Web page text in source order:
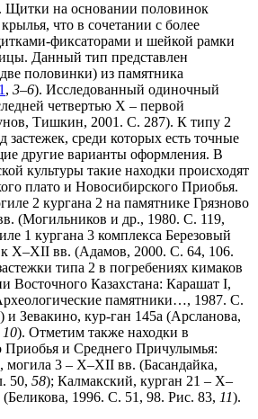
на основании половинок
что в сочетании с более
фиксаторами и шейкой рамки
Данный тип представлен
половинки) из памятника
, 3–6). Исследованный одиночный
четвертью X – первой
Тишкин, 2001. С. 287). К типу 2
застежек, среди которых есть точные
другие варианты оформления. В
культуры такие находки происходят
плато и Новосибирского Приобья.
2 кургана 2 на памятнике Грязново
(Могильников и др., 1980. С. 119,
1 кургана 3 комплекса Березовый
X–XII вв. (Адамов, 2000. С. 64, 106.
типа 2 в погребениях кимаков
Восточного Казахстана: Карашат I,
памятники…, 1987. С.
) и Зевакино, кур-ган 145а (Арсланова,
10). Отметим также находки в
Приобья и Среднего Причулымья:
могила 3 – X–XII вв. (Басандайка,
50, 58); Калмакский, курган 21 – X–
1996. С. 51, 98. Рис. 83, 11).